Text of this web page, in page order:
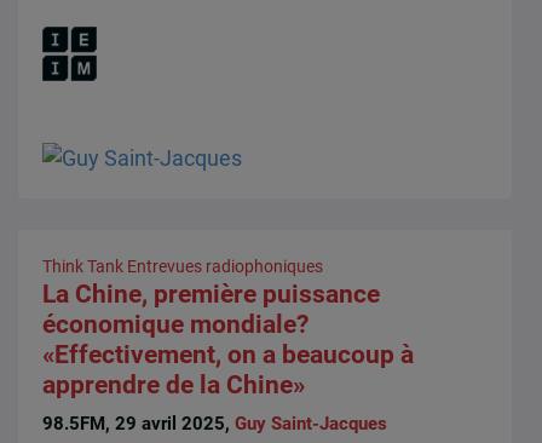
Think Tank Entrevues radiophoniques
La Chine, première puissance
économique mondiale?
«Effectivement, on a beaucoup à
apprendre de la Chine»
98.5FM, 29 avril 2025,Guy Saint-Jacques